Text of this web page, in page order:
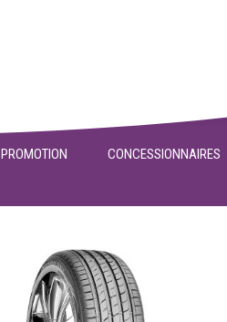
PROMOTION CONCESSIONNAIRES